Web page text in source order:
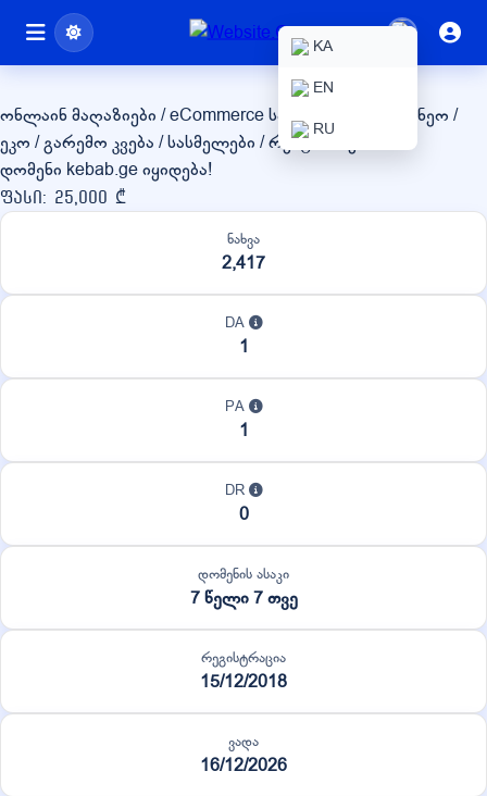
KA
EN
RU
kebab.ge
ონლაინ მაღაზიები / eCommerceსასოფლო-სამეურნეო /
ეკო / გარემო კვება / სასმელები / რესტორნები
დომენი kebab.ge იყიდება!
ფასი: 25,000 ₾
ნახვა
2,417
DA
1
PA
1
DR
0
დომენის ასაკი
7 წელი 7 თვე
რეგისტრაცია
15/12/2018
ვადა
16/12/2026